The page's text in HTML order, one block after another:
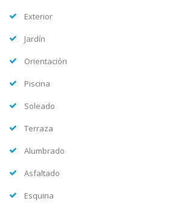
Exterior
Jardín
Orientación
Piscina
Soleado
Terraza
Alumbrado
Asfaltado
Esquina